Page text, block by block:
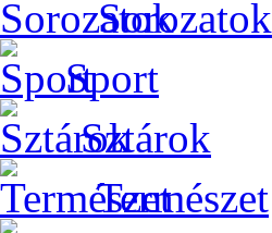
Sorozatok
Sport
Sztárok
Természet